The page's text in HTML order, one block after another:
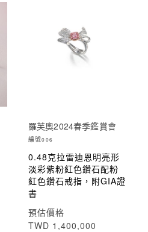
羅芙奧2024春季鑑賞會
編號006
0.48克拉雷迪恩明亮形
淡彩紫粉紅色鑽石配粉
紅色鑽石戒指，附GIA證
書
預估價格
TWD 1,400,000